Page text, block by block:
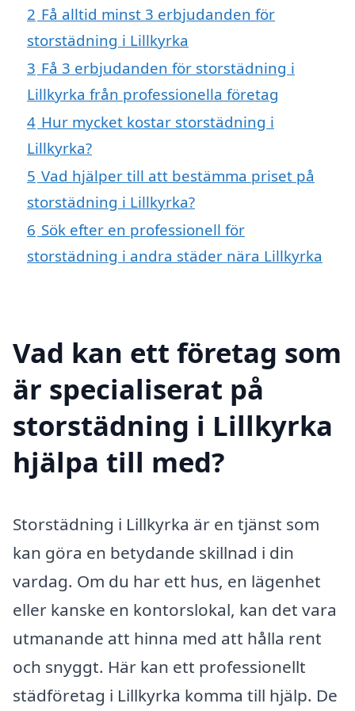
2 Få alltid minst 3 erbjudanden för
storstädning i Lillkyrka
3 Få 3 erbjudanden för storstädning i
Lillkyrka från professionella företag
4 Hur mycket kostar storstädning i
Lillkyrka?
5 Vad hjälper till att bestämma priset på
storstädning i Lillkyrka?
6 Sök efter en professionell för
storstädning i andra städer nära Lillkyrka
Vad kan ett företag som
är specialiserat på
storstädning i Lillkyrka
hjälpa till med?
Storstädning i Lillkyrka är en tjänst som
kan göra en betydande skillnad i din
vardag. Om du har ett hus, en lägenhet
eller kanske en kontorslokal, kan det vara
utmanande att hinna med att hålla rent
och snyggt. Här kan ett professionellt
städföretag i Lillkyrka komma till hjälp. De